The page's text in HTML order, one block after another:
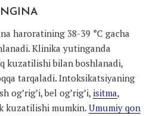
haroratining 38-39 °C gacha
Klinika yutinganda
kuzatilishi bilan boshlanadi,
tarqaladi. Intoksikatsiyaning
og’rig’i, bel og’rig’i, isitma,
kuzatilishi mumkin. Umumiy qon